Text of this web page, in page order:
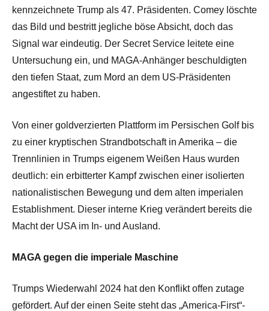
kennzeichnete Trump als 47. Präsidenten. Comey löschte
das Bild und bestritt jegliche böse Absicht, doch das
Signal war eindeutig. Der Secret Service leitete eine
Untersuchung ein, und MAGA-Anhänger beschuldigten
den tiefen Staat, zum Mord an dem US-Präsidenten
angestiftet zu haben.
Von einer goldverzierten Plattform im Persischen Golf bis
zu einer kryptischen Strandbotschaft in Amerika – die
Trennlinien in Trumps eigenem Weißen Haus wurden
deutlich: ein erbitterter Kampf zwischen einer isolierten
nationalistischen Bewegung und dem alten imperialen
Establishment. Dieser interne Krieg verändert bereits die
Macht der USA im In- und Ausland.
MAGA gegen die imperiale Maschine
Trumps Wiederwahl 2024 hat den Konflikt offen zutage
gefördert. Auf der einen Seite steht das „America-First“-